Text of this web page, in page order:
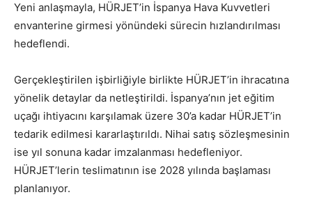
Yeni anlaşmayla, HÜRJET’in İspanya Hava Kuvvetleri
envanterine girmesi yönündeki sürecin hızlandırılması
hedeflendi.
Gerçekleştirilen işbirliğiyle birlikte HÜRJET’in ihracatına
yönelik detaylar da netleştirildi. İspanya’nın jet eğitim
uçağı ihtiyacını karşılamak üzere 30’a kadar HÜRJET’in
tedarik edilmesi kararlaştırıldı. Nihai satış sözleşmesinin
ise yıl sonuna kadar imzalanması hedefleniyor.
HÜRJET’lerin teslimatının ise 2028 yılında başlaması
planlanıyor.